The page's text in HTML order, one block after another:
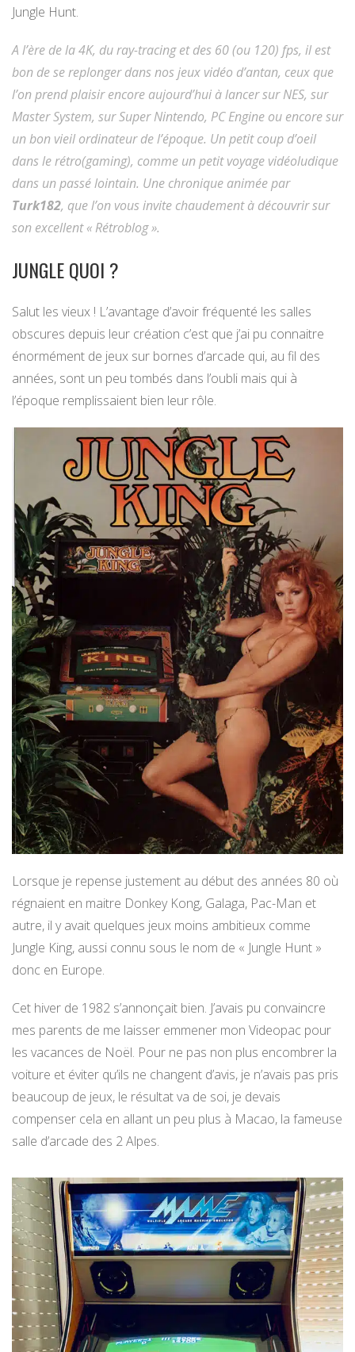
Jungle Hunt.
A l’ère de la 4K, du ray-tracing et des 60 (ou 120) fps, il est
bon de se replonger dans nos jeux vidéo d’antan, ceux que
l’on prend plaisir encore aujourd’hui à lancer sur NES, sur
Master System, sur Super Nintendo, PC Engine ou encore sur
un bon vieil ordinateur de l’époque. Un petit coup d’oeil
dans le rétro(gaming), comme un petit voyage vidéoludique
dans un passé lointain. Une chronique animée par
Turk182, que l’on vous invite chaudement à découvrir sur
son excellent « Rétroblog ».
JUNGLE QUOI ?
Salut les vieux ! L’avantage d’avoir fréquenté les salles
obscures depuis leur création c’est que j’ai pu connaitre
énormément de jeux sur bornes d’arcade qui, au fil des
années, sont un peu tombés dans l’oubli mais qui à
l’époque remplissaient bien leur rôle.
Lorsque je repense justement au début des années 80 où
régnaient en maitre Donkey Kong, Galaga, Pac-Man et
autre, il y avait quelques jeux moins ambitieux comme
Jungle King, aussi connu sous le nom de « Jungle Hunt »
donc en Europe.
Cet hiver de 1982 s’annonçait bien. J’avais pu convaincre
mes parents de me laisser emmener mon Videopac pour
les vacances de Noël. Pour ne pas non plus encombrer la
voiture et éviter qu’ils ne changent d’avis, je n’avais pas pris
beaucoup de jeux, le résultat va de soi, je devais
compenser cela en allant un peu plus à Macao, la fameuse
salle d’arcade des 2 Alpes.